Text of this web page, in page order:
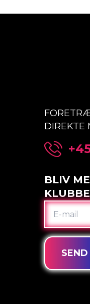
DIREKTE
BLIV
E-
MAIL
SEND